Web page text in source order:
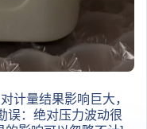
计量结果影响巨大，
误：绝对压力波动很